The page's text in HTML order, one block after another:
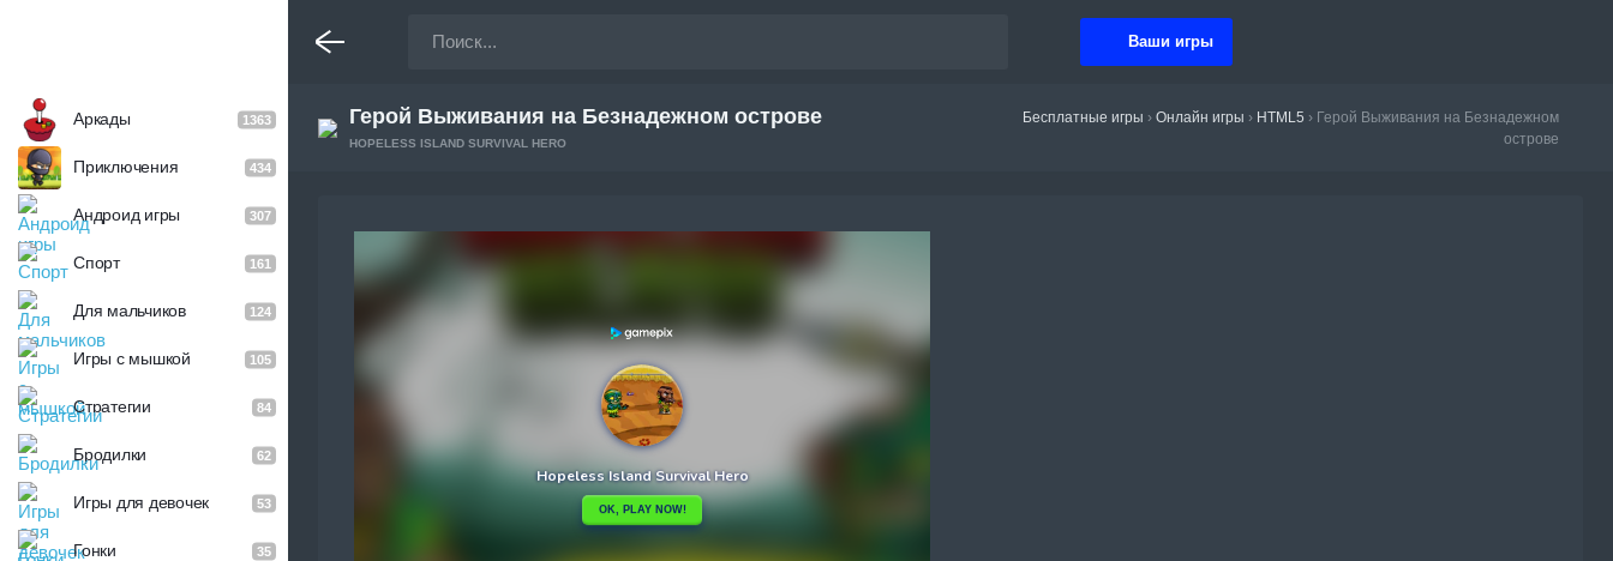
Ваши игры
Аркады 1363
Приключения 434
Андроид игры 307
Спорт 161
Для мальчиков 124
Игры с мышкой 105
Стратегии 84
Бродилки 62
Игры для девочек 53
Гонки 35
Бесплатные игры › Онлайн игры › HTML5 › Герой Выживания на Безнадежном
острове
Герой Выживания на Безнадежном острове
HOPELESS ISLAND SURVIVAL HERO